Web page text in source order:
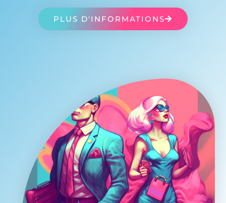
PLUS D'INFORMATIONS